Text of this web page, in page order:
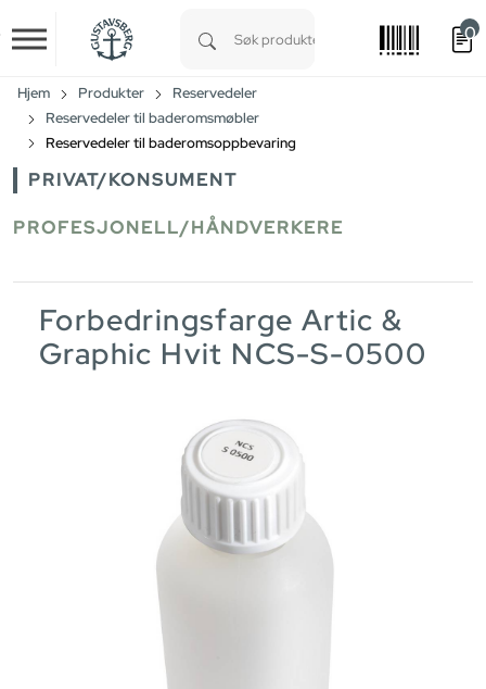
Skip to main content
0
Hjem Produkter
Reservedeler
Reservedeler til baderomsmøbler
Reservedeler til baderomsoppbevaring
PRIVAT/KONSUMENT
PROFESJONELL/HÅNDVERKERE
Forbedringsfarge Artic &
Graphic Hvit NCS-S-0500